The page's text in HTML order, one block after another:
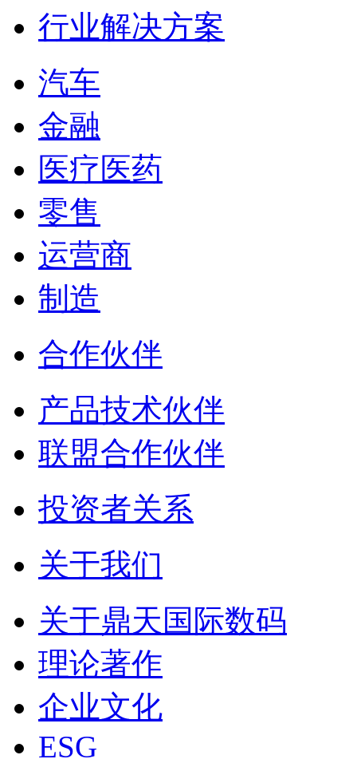
行业解决方案
汽车
金融
医疗医药
零售
运营商
制造
合作伙伴
产品技术伙伴
联盟合作伙伴
投资者关系
关于我们
关于鼎天国际数码
理论著作
企业文化
ESG